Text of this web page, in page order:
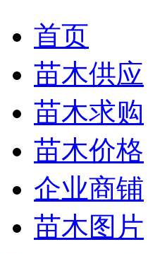
首页
苗木供应
苗木求购
苗木价格
企业商铺
苗木图片